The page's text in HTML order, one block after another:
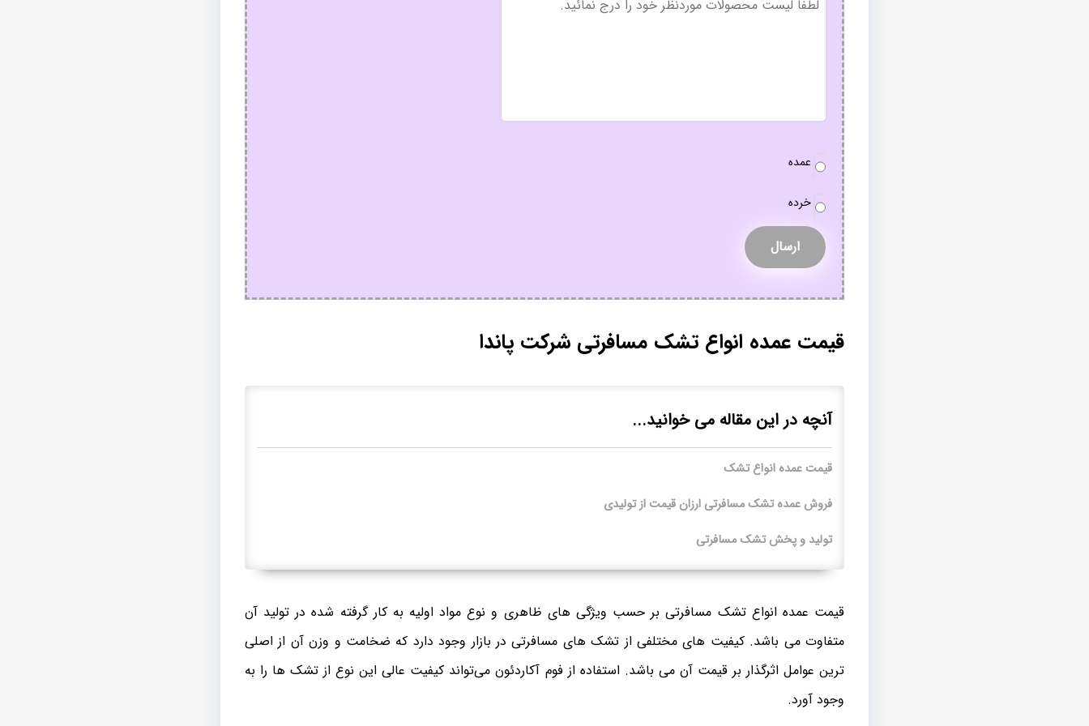
عنوان
عمده
خرده
قیمت عمده انواع تشک مسافرتی شرکت پاندا
آنچه در این مقاله می خوانید...
قیمت عمده انواع تشک
فروش عمده تشک مسافرتی ارزان قیمت از تولیدی
تولید و پخش تشک مسافرتی
قیمت عمده انواع تشک مسافرتی بر حسب ویژگی های ظاهری و نوع مواد اولیه به کار گرفته شده در تولید آن
متفاوت می باشد. کیفیت های مختلفی از تشک های مسافرتی در بازار وجود دارد که ضخامت و وزن آن از اصلی
ترین عوامل اثرگذار بر قیمت آن می باشد. استفاده از فوم آکاردئون می‌تواند کیفیت عالی این نوع از تشک ها را به
وجود آورد.